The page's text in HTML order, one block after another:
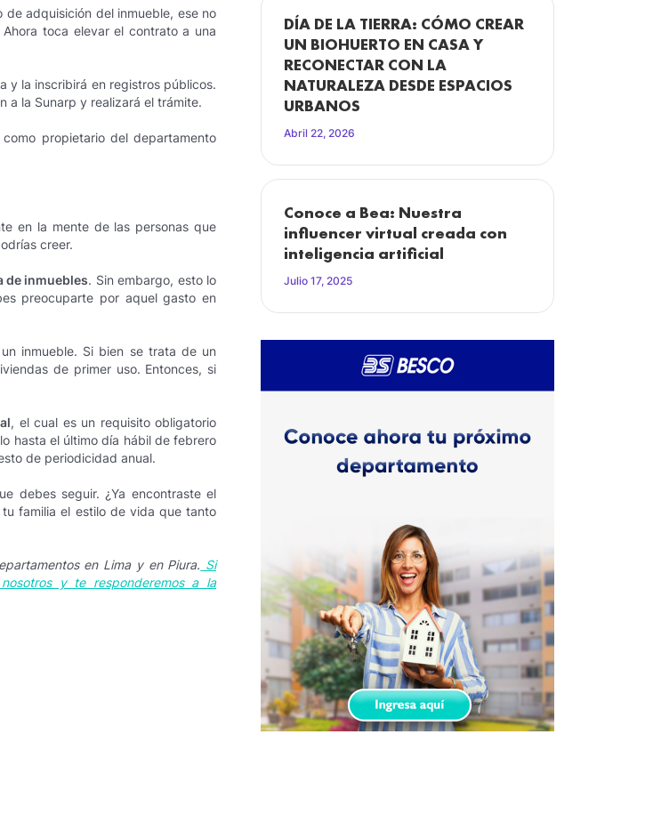
adquisición del inmueble, ese no
Ahora toca elevar el contrato a una
y la inscribirá en registros públicos.
a la Sunarp y realizará el trámite.
propietario del departamento
en la mente de las personas que
creer.
de inmuebles. Sin embargo, esto lo
preocuparte por aquel gasto en
inmueble. Si bien se trata de un
de primer uso. Entonces, si
, el cual es un requisito obligatorio
hasta el último día hábil de febrero
de periodicidad anual.
debes seguir. ¿Ya encontraste el
familia el estilo de vida que tanto
en Lima y en Piura. Si
y te responderemos a la
DÍA DE LA TIERRA: CÓMO CREAR
UN BIOHUERTO EN CASA Y
RECONECTAR CON LA
NATURALEZA DESDE ESPACIOS
URBANOS
Abril 22, 2026
Conoce a Bea: Nuestra
influencer virtual creada con
inteligencia artificial
Julio 17, 2025